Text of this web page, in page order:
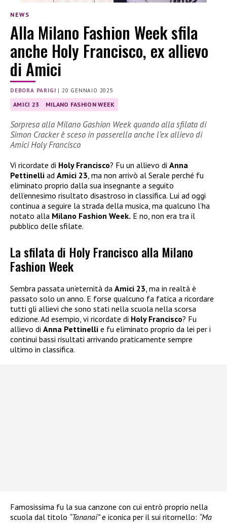
NEWS
Alla Milano Fashion Week sfila
anche Holy Francisco, ex allievo
di Amici
DEBORA PARIGI | 20 GENNAIO 2025
AMICI 23 MILANO FASHION WEEK
Sorpresa alla Milano Gashion Week quando alla sfilata di
Simon Cracker è sceso in passerella anche l’ex allievo di
Amici Holy Francisco
Vi ricordate di Holy Francisco? Fu un allievo di Anna
Pettinelli ad Amici 23, ma non arrivò al Serale perché fu
eliminato proprio dalla sua insegnante a seguito
dell’ennesimo risultato disastroso in classifica. Lui ad oggi
continua a seguire la strada della musica, ma qualcuno l’ha
notato alla Milano Fashion Week. E no, non era tra il
pubblico delle sfilate.
La sfilata di Holy Francisco alla Milano
Fashion Week
Sembra passata un’eternità da Amici 23 , ma in realtà è
passato solo un anno. E forse qualcuno fa fatica a ricordare
tutti gli allievi che sono stati nella scuola nella scorsa
edizione. Ad esempio, vi ricordate di Holy Francisco? Fu
allievo di Anna Pettinelli e fu eliminato proprio da lei per i
continui bassi risultati arrivando praticamente sempre
ultimo in classifica.
Famosissima fu la sua canzone con cui entrò proprio nella
scuola dal titolo “Tananai”e iconica per il sui ritornello: “Ma